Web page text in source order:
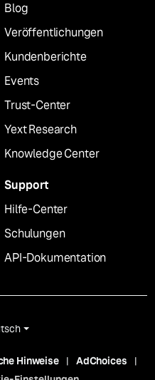
Blog
Veröffentlichungen
Kundenberichte
Events
Trust-Center
Yext Research
Knowledge Center
Support
Hilfe-Center
Schulungen
API-Dokumentation
Hinweise
AdChoices